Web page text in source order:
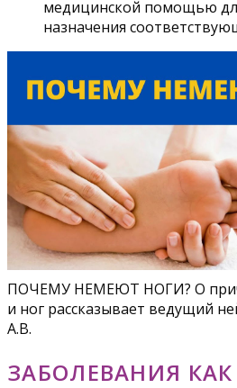
медицинской помощью
назначения
ПОЧЕМУ НЕМЕЮТ НОГИ? О
и ног рассказывает ведущий
А.В.
ЗАБОЛЕВАНИЯ